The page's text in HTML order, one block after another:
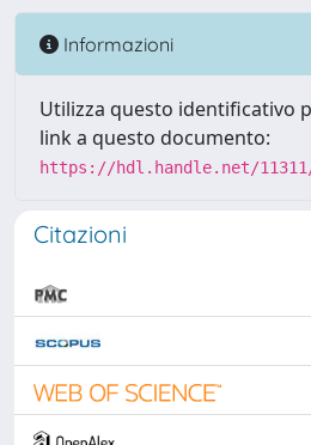
Informazioni
Utilizza questo identificativo
link a questo documento:
https://hdl.handle.net/11311/
Citazioni